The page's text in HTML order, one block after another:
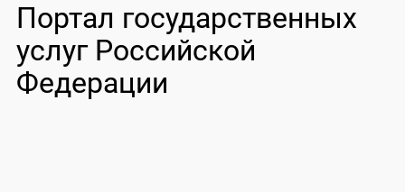
Портал государственных
услуг Российской
Федерации